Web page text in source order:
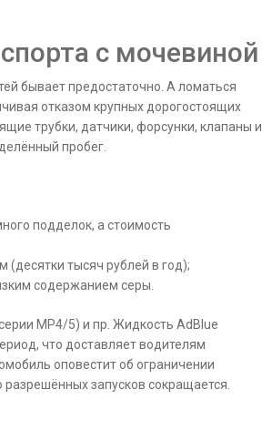
с мочевиной
бывает предостаточно. А ломаться
отказом крупных дорогостоящих
трубки, датчики, форсунки, клапаны и
пробег.
подделок, а стоимость
тысяч рублей в год);
содержанием серы.
MP4/5) и пр. Жидкость AdBlue
что доставляет водителям
оповестит об ограничении
запусков сокращается.